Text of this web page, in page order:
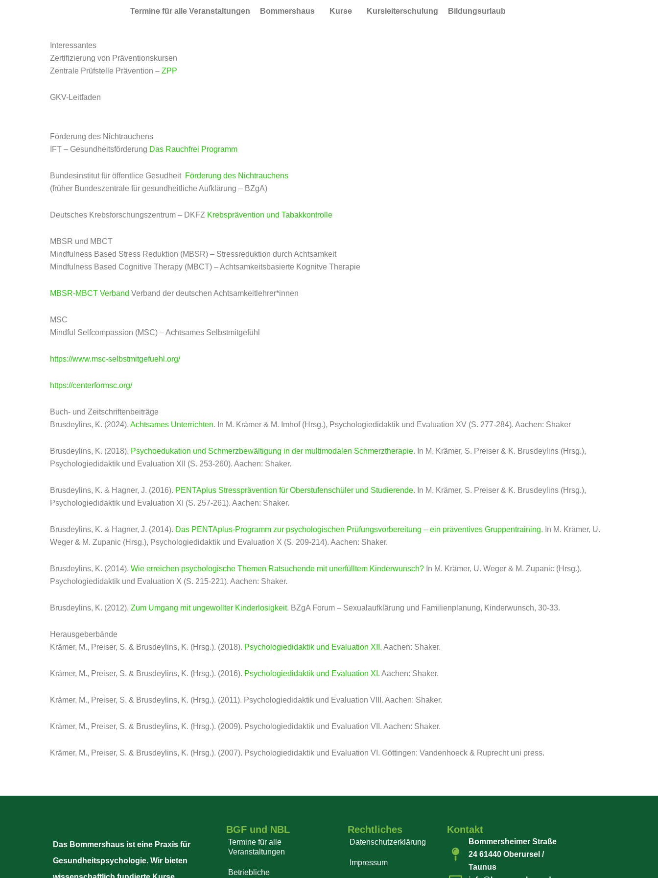
Termine für alle Veranstaltungen Bommershaus Kurse Kursleiterschulung Bildungsurlaub
Interessantes
Zertifizierung von Präventionskursen
Zentrale Prüfstelle Prävention – ZPP
GKV-Leitfaden
Förderung des Nichtrauchens
IFT – Gesundheitsförderung Das Rauchfrei Programm
Bundesinstitut für öffentlice Gesudheit Förderung des Nichtrauchens
(früher Bundeszentrale für gesundheitliche Aufklärung – BZgA)
Deutsches Krebsforschungszentrum – DKFZ Krebsprävention und Tabakkontrolle
MBSR und MBCT
Mindfulness Based Stress Reduktion (MBSR) – Stressreduktion durch Achtsamkeit
Mindfulness Based Cognitive Therapy (MBCT) – Achtsamkeitsbasierte Kognitve Therapie
MBSR-MBCT Verband Verband der deutschen Achtsamkeitlehrer*innen
MSC
Mindful Selfcompassion (MSC) – Achtsames Selbstmitgefühl
https://www.msc-selbstmitgefuehl.org/
https://centerformsc.org/
Buch- und Zeitschriftenbeiträge
Brusdeylins, K. (2024). Achtsames Unterrichten. In M. Krämer & M. Imhof (Hrsg.), Psychologiedidaktik und Evaluation XV (S. 277-284). Aachen: Shaker
Brusdeylins, K. (2018). Psychoedukation und Schmerzbewältigung in der multimodalen Schmerztherapie. In M. Krämer, S. Preiser & K. Brusdeylins (Hrsg.),
Psychologiedidaktik und Evaluation XII (S. 253-260). Aachen: Shaker.
Brusdeylins, K. & Hagner, J. (2016). PENTAplus Stressprävention für Oberstufenschüler und Studierende. In M. Krämer, S. Preiser & K. Brusdeylins (Hrsg.),
Psychologiedidaktik und Evaluation XI (S. 257-261). Aachen: Shaker.
Brusdeylins, K. & Hagner, J. (2014). Das PENTAplus-Programm zur psychologischen Prüfungsvorbereitung – ein präventives Gruppentraining. In M. Krämer, U.
Weger & M. Zupanic (Hrsg.), Psychologiedidaktik und Evaluation X (S. 209-214). Aachen: Shaker.
Brusdeylins, K. (2014). Wie erreichen psychologische Themen Ratsuchende mit unerfülltem Kinderwunsch? In M. Krämer, U. Weger & M. Zupanic (Hrsg.),
Psychologiedidaktik und Evaluation X (S. 215-221). Aachen: Shaker.
Brusdeylins, K. (2012). Zum Umgang mit ungewollter Kinderlosigkeit. BZgA Forum – Sexualaufklärung und Familienplanung, Kinderwunsch, 30-33.
Herausgeberbände
Krämer, M., Preiser, S. & Brusdeylins, K. (Hrsg.). (2018). Psychologiedidaktik und Evaluation XII . Aachen: Shaker.
Krämer, M., Preiser, S. & Brusdeylins, K. (Hrsg.). (2016). Psychologiedidaktik und Evaluation XI . Aachen: Shaker.
Krämer, M., Preiser, S. & Brusdeylins, K. (Hrsg.). (2011). Psychologiedidaktik und Evaluation VIII. Aachen: Shaker.
Krämer, M., Preiser, S. & Brusdeylins, K. (Hrsg.). (2009). Psychologiedidaktik und Evaluation VII. Aachen: Shaker.
Krämer, M., Preiser, S. & Brusdeylins, K. (Hrsg.). (2007). Psychologiedidaktik und Evaluation VI. Göttingen: Vandenhoeck & Ruprecht uni press.
Das Bommershaus ist eine Praxis für
Gesundheitspsychologie. Wir bieten
BGF und NBL
Termine für alle
Veranstaltungen
Betriebliche
Rechtliches
Datenschutzerklärung
Impressum
Kontakt
Bommersheimer Straße
24 61440 Oberursel /
Taunus